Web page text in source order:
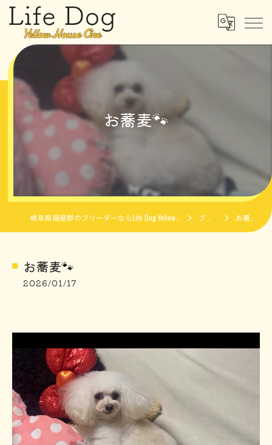
お蕎麦🐾
ブログ お蕎麦🐾
お蕎麦🐾
2026/01/17